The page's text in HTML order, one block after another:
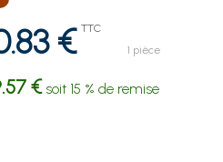
€ TTC
1 pièce
€soit 15 % de remise